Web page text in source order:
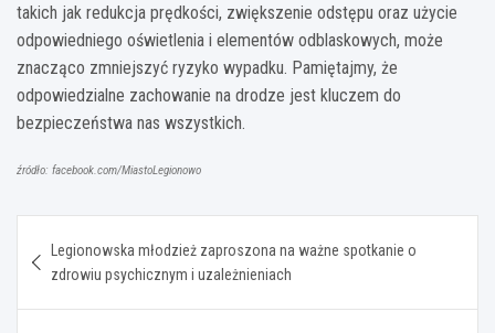
takich jak redukcja prędkości, zwiększenie odstępu oraz użycie
odpowiedniego oświetlenia i elementów odblaskowych, może
znacząco zmniejszyć ryzyko wypadku. Pamiętajmy, że
odpowiedzialne zachowanie na drodze jest kluczem do
bezpieczeństwa nas wszystkich.
źródło: facebook.com/MiastoLegionowo
wpisu
Legionowska młodzież zaproszona na ważne spotkanie o
zdrowiu psychicznym i uzależnieniach